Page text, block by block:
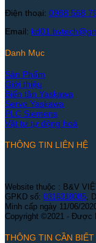
Điện thoại: 0988 568
Email:
Danh Mục
Sản Phẩm
Giới thiệu
Biến tần Yaskawa
Servo Yaskawa
PLC Siemens
Vật tư tự động hoá
THÔNG TIN LIÊN HỆ
Website thuộc : B&V
GPKD số: 0316318085 ,
Minh cấp ngày 11/06/
Copyright ©2021 - Được
THÔNG TIN CẦN BIẾT